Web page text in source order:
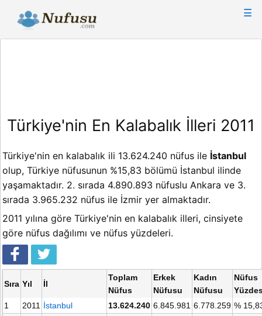
☰
Türkiye'nin En Kalabalık İlleri 2011
Türkiye'nin en kalabalık ili 13.624.240 nüfus ile İstanbul
olup, Türkiye nüfusunun %15,83 bölümü İstanbul ilinde
yaşamaktadır. 2. sırada 4.890.893 nüfuslu Ankara ve 3.
sırada 3.965.232 nüfus ile İzmir yer almaktadır.
2011 yılına göre Türkiye'nin en kalabalık illeri, cinsiyete
göre nüfus dağılımı ve nüfus yüzdeleri.
Sıra Yıl İl
Toplam
Nüfus
Erkek
Nüfusu
Kadın
Nüfusu
Nüfus
1
2011 İstanbul 13.624.240 6.845.981 6.778.259 %